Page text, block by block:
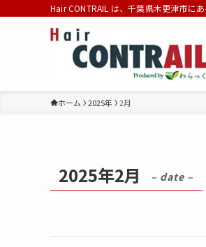
Hair CONTRAIL は、千葉県木更津市に
ホーム 2025年 2月
2025年2月 – date –